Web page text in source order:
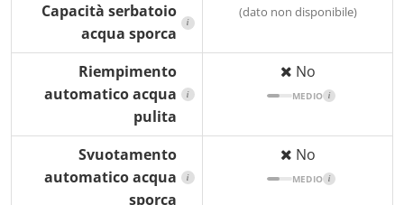
Capacità serbatoio
acqua sporca
i
(dato non disponibile)
Riempimento
automatico acqua
pulita
i
No
MEDIO i
Svuotamento
automatico acqua
sporca
i
No
MEDIO i